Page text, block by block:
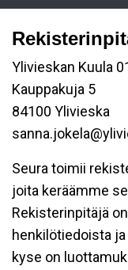
Ylivieskan Kuula
Kauppakuja 5
84100 Ylivieska
Seura toimii
joita keräämme
Rekisterinpitäjä
henkilötiedoista
kyse on